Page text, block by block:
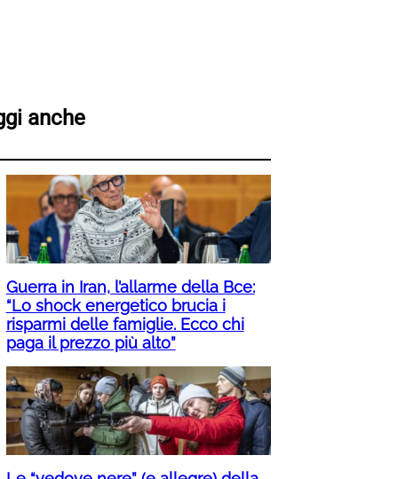
anche
Guerra in Iran, l’allarme della Bce:
“Lo shock energetico brucia i
risparmi delle famiglie. Ecco chi
paga il prezzo più alto”